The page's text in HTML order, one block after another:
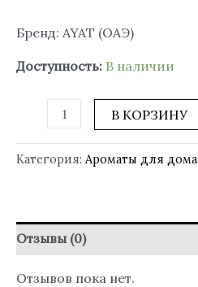
Бренд: AYAT (ОАЭ)
Доступность: В наличии
В КОРЗИНУ
Категория: Ароматы для дома
Отзывы (0)
Отзывов пока нет.